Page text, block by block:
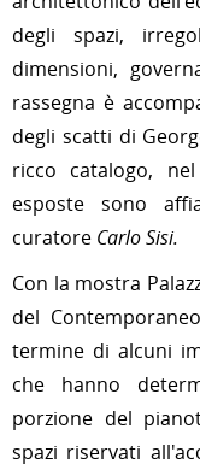
degli spazi,
dimensioni,
rassegna è
degli scatti di
ricco catalogo,
esposte sono
curatore Carlo Sisi.
Con la mostra
del
termine di alcuni
che hanno
porzione del
spazi riservati